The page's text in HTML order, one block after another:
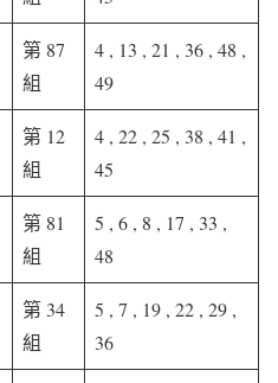
第 87
組
4 , 13 , 21 , 36 , 48 ,
49
第 12
組
4 , 22 , 25 , 38 , 41 ,
45
第 81
組
5 , 6 , 8 , 17 , 33 ,
48
第 34
組
5 , 7 , 19 , 22 , 29 ,
36